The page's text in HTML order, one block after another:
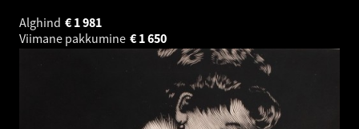
Alghind
1 981
€
Viimane pakkumine
1 650
€